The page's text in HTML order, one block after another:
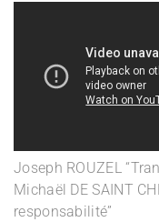
Joseph ROUZEL
Michaël DE SAINT
responsabilité”